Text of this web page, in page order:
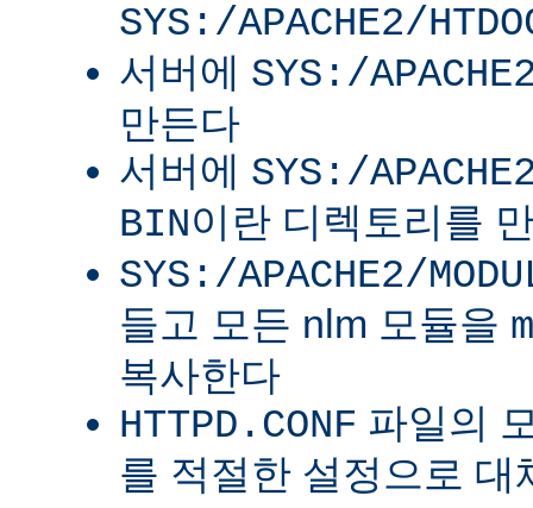
SYS:/APACHE2/
서버에 SYS:/
만든다
서버에 SYS:/
BIN이란 디렉토리를
SYS:/APACHE2/
들고 모든 nlm 모듈을
복사한다
HTTPD.CONF 파일의
를 적절한 설정으로 대